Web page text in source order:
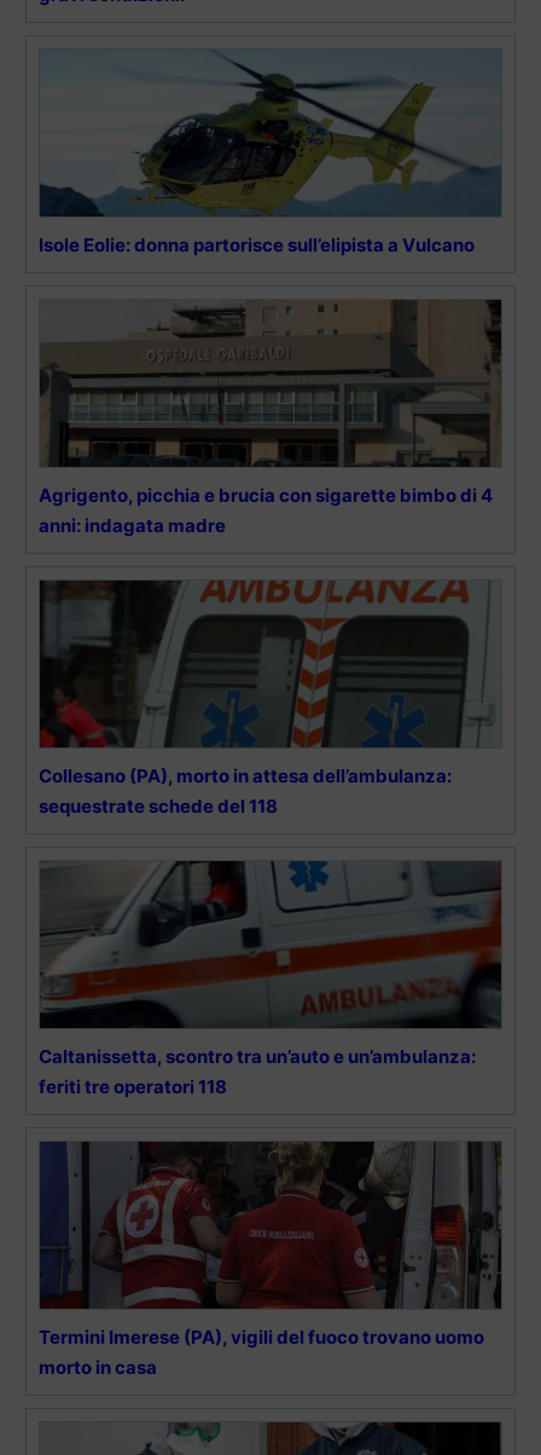
Isole Eolie: donna partorisce sull’elipista a Vulcano
Agrigento, picchia e brucia con sigarette bimbo di 4
anni: indagata madre
Collesano (PA), morto in attesa dell’ambulanza:
sequestrate schede del 118
Caltanissetta, scontro tra un’auto e un’ambulanza:
feriti tre operatori 118
Termini Imerese (PA), vigili del fuoco trovano uomo
morto in casa